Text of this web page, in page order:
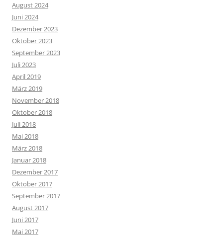
August 2024
Juni 2024
Dezember 2023
Oktober 2023
September 2023
Juli 2023
April 2019
März 2019
November 2018
Oktober 2018
Juli 2018
Mai 2018
März 2018
Januar 2018
Dezember 2017
Oktober 2017
September 2017
August 2017
Juni 2017
Mai 2017